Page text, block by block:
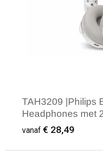
TAH3209 |Philips
Headphones met
vanaf € 28,49